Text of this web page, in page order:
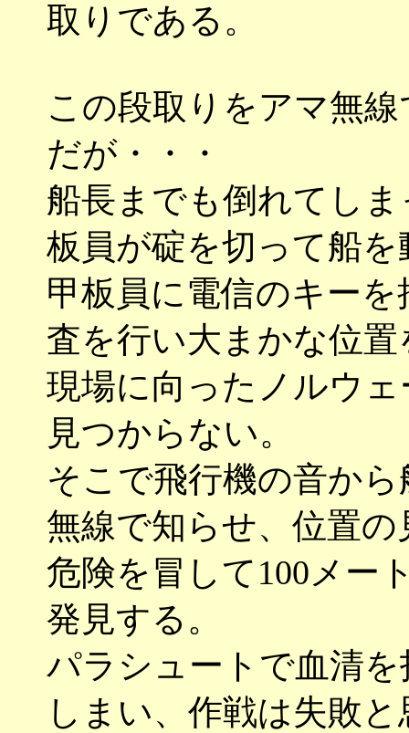
取りである。
この段取りをアマ無
だが・・・
船長までも倒れてし
板員が碇を切って船
甲板員に電信のキー
査を行い大まかな位
現場に向ったノルウ
見つからない。
そこで飛行機の音か
無線で知らせ、位置
危険を冒して100メー
発見する。
パラシュートで血清
しまい、作戦は失敗